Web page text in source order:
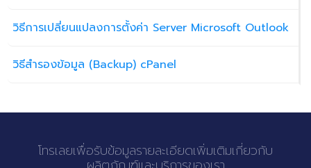
วิธีการเปลี่ยนแปลงการตั้งค่า Server Microsoft Outlook
วิธีสำรองข้อมูล (Backup) cPanel
โทรเลยเพื่อรับข้อมูลรายละเอียดเพิ่มเติมเกี่ยวกับ